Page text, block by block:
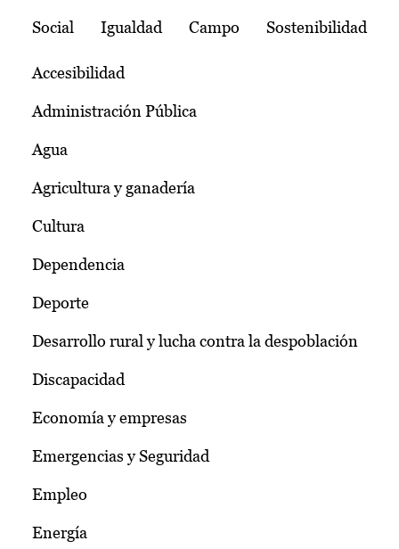
Social Igualdad Campo Sostenibilidad
Accesibilidad
Administración Pública
Agua
Agricultura y ganadería
Cultura
Dependencia
Deporte
Desarrollo rural y lucha contra la despoblación
Discapacidad
Economía y empresas
Emergencias y Seguridad
Empleo
Energía